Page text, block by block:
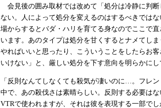
会見後の囲み取材では改めて「処分は冷静に判
ない。人によって処分を変えるのはするべきでは
場からするとバダ・ハリを育てる身なのでここで
います。あのタイプは処分を甘くするとナメてし
やればいいと思ったり、こういうことをしたらお
いけない」と、厳しい処分を下す意向を明らかにし
「反則なんてしなくても殺気が凄いのに…。フレ
中で、あの殺伐さは素晴らしい。反則する必要は
VTRで使われますが、それは彼を表現する一部で